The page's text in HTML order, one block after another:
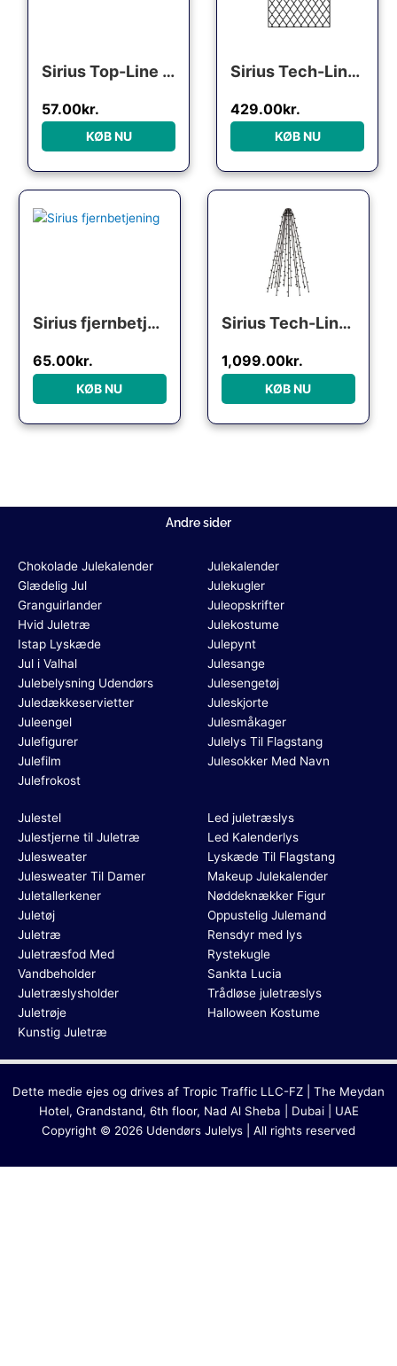
Sirius Top-Line udendørs lyskæde, 50 farvede lys, 5 meter, forlænger
57.00kr.
KØB NU
Sirius Tech-Line udendørs lysnet, 168 varm hvide lys, 1,7×1,4 meter, forlænger
429.00kr.
KØB NU
Sirius fjernbetjening
65.00kr.
KØB NU
Sirius Tech-Line lyskæde til flagstang, 480 varm hvide lys, 6 meter
1,099.00kr.
KØB NU
Andre sider
Chokolade Julekalender
Glædelig Jul
Granguirlander
Hvid Juletræ
Istap Lyskæde
Jul i Valhal
Julebelysning Udendørs
Juledækkeservietter
Juleengel
Julefigurer
Julefilm
Julefrokost
Julekalender
Julekugler
Juleopskrifter
Julekostume
Julepynt
Julesange
Julesengetøj
Juleskjorte
Julesmåkager
Julelys Til Flagstang
Julesokker Med Navn
Julestel
Julestjerne til Juletræ
Julesweater
Julesweater Til Damer
Juletallerkener
Juletøj
Juletræ
Juletræsfod Med
Vandbeholder
Juletræslysholder
Juletrøje
Kunstig Juletræ
Led juletræslys
Led Kalenderlys
Lyskæde Til Flagstang
Makeup Julekalender
Nøddeknækker Figur
Oppustelig Julemand
Rensdyr med lys
Rystekugle
Sankta Lucia
Trådløse juletræslys
Halloween Kostume
Dette medie ejes og drives af Tropic Traffic LLC-FZ | The Meydan
Hotel, Grandstand, 6th floor, Nad Al Sheba | Dubai | UAE
Copyright © 2026 Udendørs Julelys | All rights reserved